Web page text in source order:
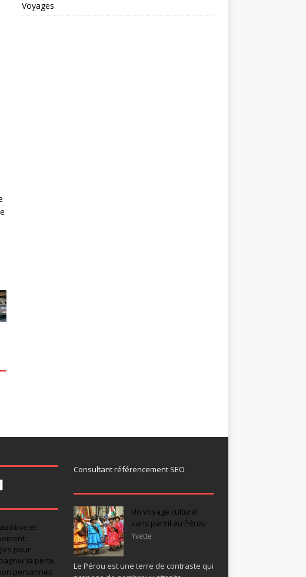
Voyages
et
:
pour
la perte
personnes
Consultant référencement SEO
Un voyage culturel
sans pareil au Pérou
Yvette
Le Pérou est une terre de contraste qui